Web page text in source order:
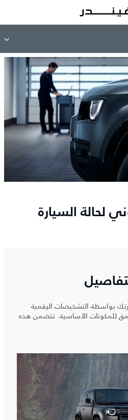
لحالة السيارة
بواسطة التشخيصات الرقمية
للمكونات الأساسية. تتضمن هذه